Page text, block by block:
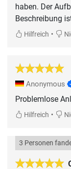
haben. Der
Beschreibung
Hilfreich •
Anonymous
Problemlose
Hilfreich •
3 Personen